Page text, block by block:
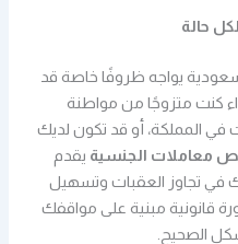
حالة
يواجه ظروفًا خاصة قد
كنت متزوجًا من مواطنة
في المملكة، أو قد تكون لديك
معاملات الجنسية يقدم
في تجاوز العقبات وتسهيل
قانونية مبنية على مواقفك
الصحيح.